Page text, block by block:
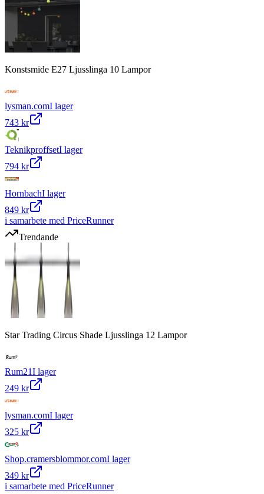
Konstsmide E27 Ljusslinga 10 Lampor
lysman.comI lager
743 kr
TeknikproffsetI lager
794 kr
HornbachI lager
849 kr
i samarbete med PriceRunner
Trendande
Star Trading Circus Shade Ljusslinga 12 Lampor
Rum21I lager
249 kr
lysman.comI lager
325 kr
Shop.cramersblommor.comI lager
349 kr
i samarbete med PriceRunner